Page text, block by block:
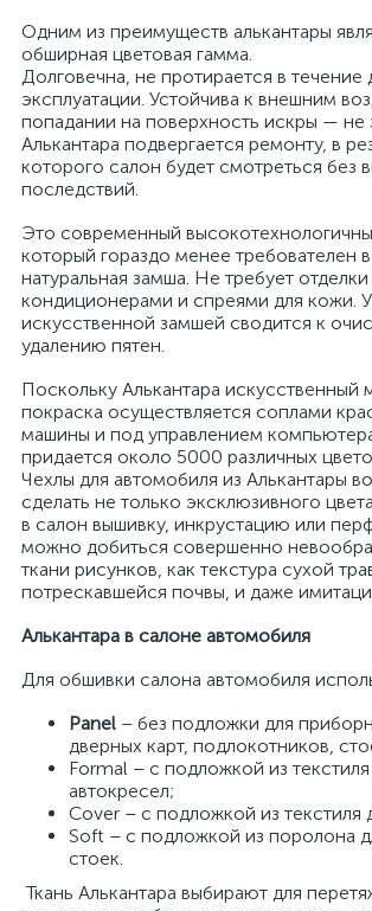
Одним из преимуществ алькантары
обширная цветовая гамма.
Долговечна, не протирается в течение
эксплуатации. Устойчива к внешним
попадании на поверхность искры — не
Алькантара подвергается ремонту, в
которого салон будет смотреться без
последствий.
Это современный
который гораздо менее требователен
натуральная замша. Не требует
кондиционерами и спреями для кожи.
искусственной замшей сводится к
удалению пятен.
Поскольку Алькантара искусственный
покраска осуществляется соплами
машины и под управлением
придается около 5000 различных
Чехлы для автомобиля из Алькантары
сделать не только эксклюзивного
в салон вышивку, инкрустацию или
можно добиться совершенно
ткани рисунков, как текстура сухой
потрескавшейся почвы, и даже
Алькантара в салоне автомобиля
Для обшивки салона автомобиля
Panel – без подложки для
дверных карт, подлокотников,
Formal – с подложкой из
автокресел;
Cover – с подложкой из текстиля
Soft – с подложкой из поролона
стоек.
Ткань Алькантара выбирают для